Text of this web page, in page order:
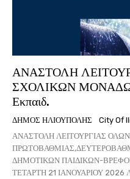
ΑΝΑΣΤΟΛΗ
ΣΧΟΛΙΚΩΝ ΜΟΝΑΔΩΝ
Εκπαιδ.
ΔΉΜΟΣ ΗΛΙΟΎΠΟΛΗΣ City Of
ΑΝΑΣΤΟΛΗ ΛΕΙΤΟΥΡΓΙΑΣ
ΔΗΜΟΤΙΚΩΝ ΠΑΙΔΙΚΩΝ-
ΤΕΤΑΡΤΗ 21 ΙΑΝΟΥΑΡΙΟΥ